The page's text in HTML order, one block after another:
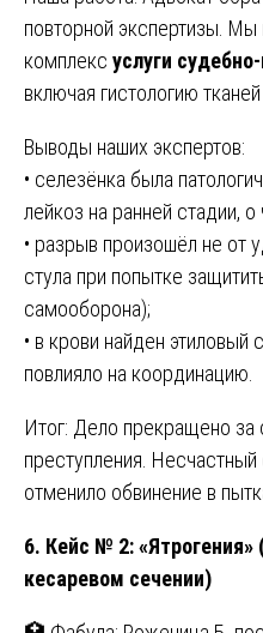
повторной экспертизы. Мы
комплекс услуги
включая гистологию
Выводы наших экспертов:
• селезёнка была
лейкоз на ранней стадии,
• разрыв произошёл не от
стула при попытке
самооборона);
• в крови найден этиловый
повлияло на координацию.
Итог: Дело прекращено за
преступления.
отменило обвинение в
6. Кейс № 2: «Ятрогения»
кесаревом сечении)